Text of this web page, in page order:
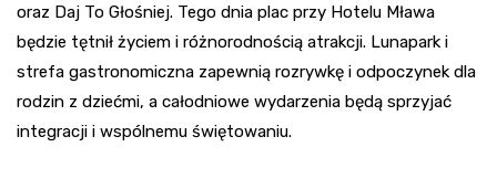
oraz Daj To Głośniej. Tego dnia plac przy Hotelu Mława
będzie tętnił życiem i różnorodnością atrakcji. Lunapark i
strefa gastronomiczna zapewnią rozrywkę i odpoczynek dla
rodzin z dziećmi, a całodniowe wydarzenia będą sprzyjać
integracji i wspólnemu świętowaniu.